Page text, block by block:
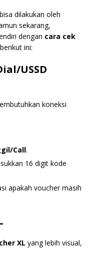
dilakukan oleh
sekarang,
dengan cara cek
berikut ini:
USSD
koneksi
Call.
16 digit kode
apakah voucher masih
XL yang lebih visual,